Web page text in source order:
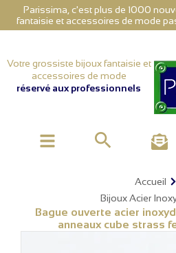
Parissima, c'est plus de 1000
fantaisie et accessoires de mode
Votre grossiste bijoux fantaisie et
accessoires de mode
réservé aux professionnels

Accueil
Bijoux Acier
Bague ouverte acier
anneaux cube strass